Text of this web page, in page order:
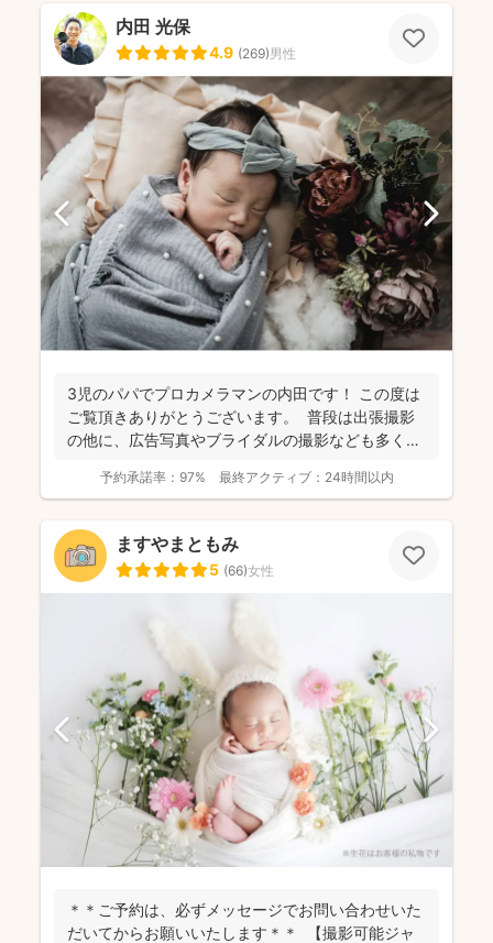
内田 光保
4.9 (269)男性
3児のパパでプロカメラマンの内田です！ この度は
ご覧頂きありがとうございます。 普段は出張撮影
の他に、広告写真やブライダルの撮影なども多くご
予約承諾率： 97% 最終アクティブ： 24時間以内
ますやまともみ
5 (66)女性
＊＊ご予約は、必ずメッセージでお問い合わせいた
だいてからお願いいたします＊＊ 【撮影可能ジャ